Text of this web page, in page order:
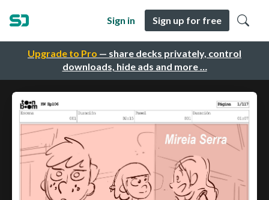
Upgrade to Pro — share decks privately, control
downloads, hide ads and more …
Sign in Sign up for free